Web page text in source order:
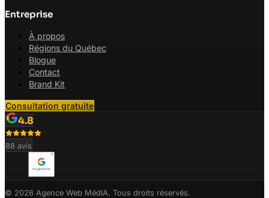
Entreprise
À propos
Régions du Québec
Blogue
Contact
Brand Kit
Consultation gratuite
4.8
88 avis
© 2026 Agence Web MédIA. Tous droits réservés.